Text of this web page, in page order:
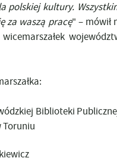
polskiej kultury.
za waszą pracę" – mówił
Biblioteki
Toruniu